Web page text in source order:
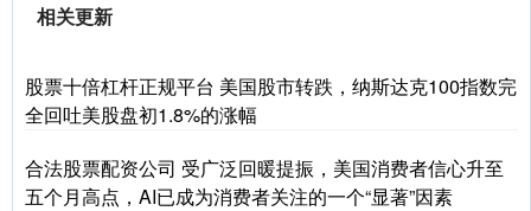
相关更新
股票十倍杠杆正规平台 美国股市转跌，纳斯达克100指数完
全回吐美股盘初1.8%的涨幅
合法股票配资公司 受广泛回暖提振，美国消费者信心升至
五个月高点，AI已成为消费者关注的一个“显著”因素